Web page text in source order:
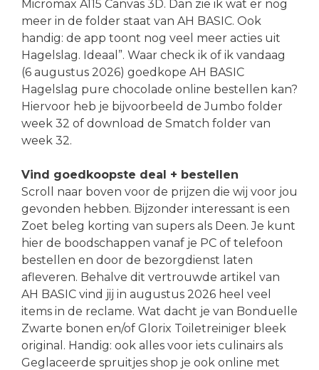
Micromax A115 Canvas 3D. Dan zie ik wat er nog
meer in de folder staat van AH BASIC. Ook
handig: de app toont nog veel meer acties uit
Hagelslag. Ideaal”. Waar check ik of ik vandaag
(6 augustus 2026) goedkope AH BASIC
Hagelslag pure chocolade online bestellen kan?
Hiervoor heb je bijvoorbeeld de Jumbo folder
week 32 of download de Smatch folder van
week 32.
Vind goedkoopste deal + bestellen
Scroll naar boven voor de prijzen die wij voor jou
gevonden hebben. Bijzonder interessant is een
Zoet beleg korting van supers als Deen. Je kunt
hier de boodschappen vanaf je PC of telefoon
bestellen en door de bezorgdienst laten
afleveren. Behalve dit vertrouwde artikel van
AH BASIC vind jij in augustus 2026 heel veel
items in de reclame. Wat dacht je van Bonduelle
Zwarte bonen en/of Glorix Toiletreiniger bleek
original. Handig: ook alles voor iets culinairs als
Geglaceerde spruitjes shop je ook online met